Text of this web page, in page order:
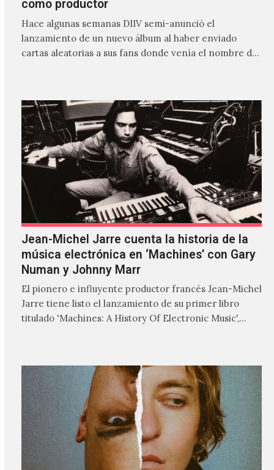
como productor
Hace algunas semanas DIIV semi-anunció el
lanzamiento de un nuevo álbum al haber enviado
cartas aleatorias a sus fans donde venía el nombre de
Jean-Michel Jarre cuenta la historia de la
música electrónica en ‘Machines’ con Gary
Numan y Johnny Marr
El pionero e influyente productor francés Jean-Michel
Jarre tiene listo el lanzamiento de su primer libro
titulado 'Machines: A History Of Electronic Music',